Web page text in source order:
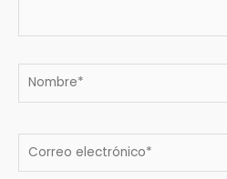
Nombre*
Correo